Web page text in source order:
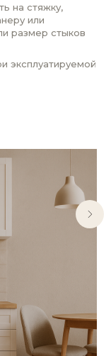
на стяжку,
или
размер стыков
эксплуатируемой